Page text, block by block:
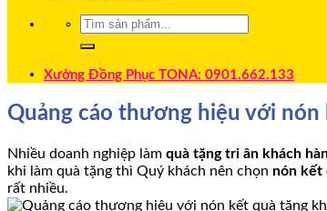
Xưởng Đồng Phục TONA: 0901.662.133
Quảng cáo thương hiệu với nón
Nhiều doanh nghiệp làm quà tặng tri ân khách
khi làm quà tặng thì Quý khách nên chọn nón kết
rất nhiều.